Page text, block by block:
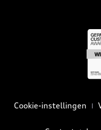
Cookie-instellingen